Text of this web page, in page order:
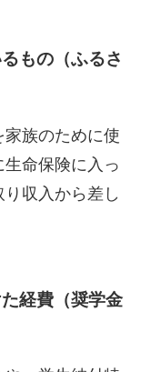
もの（ふるさ
族のために使
命保険に入っ
収入から差し
経費（奨学金